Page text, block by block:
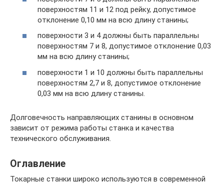
поверхностям 11 и 12 под рейку, допустимое
отклонение 0,10 мм на всю длину станины;
поверхности 3 и 4 должны быть параллельны
поверхностям 7 и 8, допустимое отклонение 0,03
мм на всю длину станины;
поверхности 1 и 10 должны быть параллельны
поверхностям 2,7 и 8, допустимое отклонение
0,03 мм на всю длину станины.
Долговечность направляющих станины в основном
зависит от режима работы станка и качества
технического обслуживания.
Оглавление
Токарные станки широко используются в современной